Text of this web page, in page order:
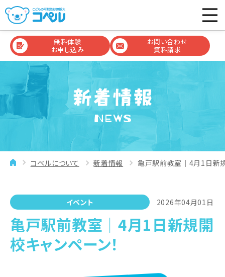
無料体験
お申し込み
お問い合わせ
資料請求
NEWS
コペルについて 新着情報 亀戸駅前教室│4月1日新規
イベント 2026年04月01日
亀戸駅前教室│4月1日新規開
校キャンペーン！